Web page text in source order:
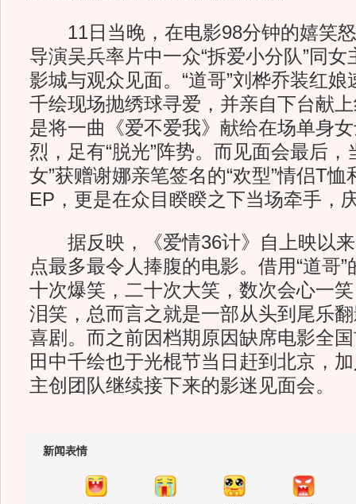
11日当晚，在电影98分钟的嬉笑怒
导演吴兵率片中一众“拆爱小分队”同
影城与观众见面。“道哥”刘桦乔装红娘
千绘现场抛绣球寻爱，并亲自下台献
是将一曲《爱不爱我》献给在场单身
烈，足有“脱光”阵势。而见面会最后，
女”获赠谢娜亲笔签名的“欢型”情侣T
EP，更是在众目睽睽之下当场牵手，
据反映，《爱情36计》自上映以来
点最多最令人捧腹的电影。借用“道哥
十次爆笑，二十次大笑，数次会心一
泪笑，总而言之就是一部从头到尾乐
喜剧。而之前因档期原因缺席电影全
田中千绘也于光棍节当日赶到北京，
主创团队继续接下来的影迷见面会。
新闻表情